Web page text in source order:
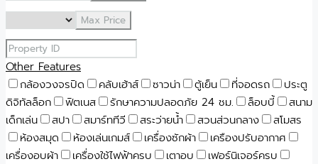
Max Price
Other Features
กล้องวงจรปิด
คลับเฮ้าส์ ซาวน่า ตู้เย็น ที่จอดรถ
ประตู
ดิจิทัลล็อก
ฟิตเนส รักษาความปลอดภัย 24 ชม. ล็อบบี้
สนาม
เด็กเล่น
สปา สมาร์ททีวี สระว่ายน้ำ สวนส่วนกลาง
สโมสร
ห้องสมุด
ห้องเล่นเกมส์ เครื่องซักผ้า
เครืองปรับอากาศ
เครื่องอบผ้า
เครื่องใช้ไฟฟ้าครบ เตาอบ
เฟอร์นิเจอร์ครบ